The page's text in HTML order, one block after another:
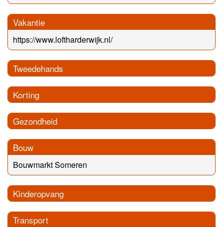
Vakantie
https://www.loftharderwijk.nl/
Tweedehands
Korting
Gezondheid
Bouw
Bouwmarkt Someren
Kinderopvang
Transport